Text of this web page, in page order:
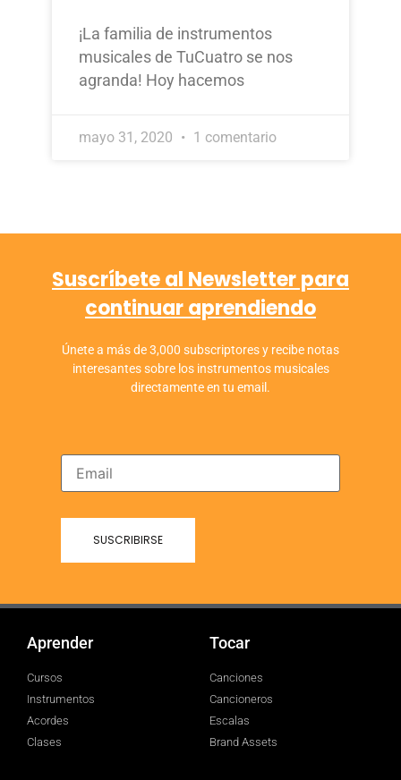
¡La familia de instrumentos
musicales de TuCuatro se nos
agranda! Hoy hacemos
mayo 31, 2020 1 comentario
Suscríbete al Newsletter para
continuar aprendiendo
Únete a más de 3,000 subscriptores y recibe notas
interesantes sobre los instrumentos musicales
directamente en tu email.
Aprender
Cursos
Instrumentos
Acordes
Clases
Tocar
Canciones
Cancioneros
Escalas
Brand Assets